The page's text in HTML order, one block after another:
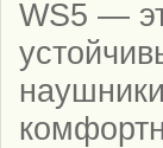
WS5 —